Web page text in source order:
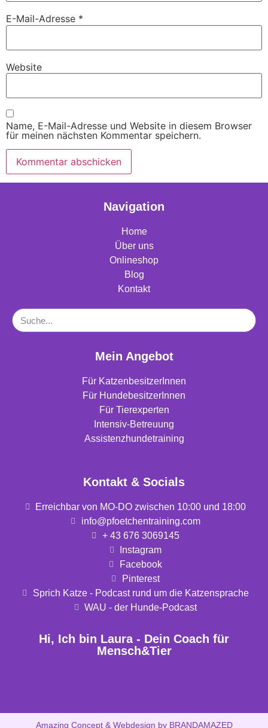
E-Mail-Adresse *
Website
Name, E-Mail-Adresse und Website in diesem Browser
für meinen nächsten Kommentar speichern.
Navigation
Home
Über uns
Onlineshop
Blog
Kontakt
Mein Angebot
Für KatzenbesitzerInnen
Für HundebesitzerInnen
Für Tierexperten
Intensiv-Betreuung
Assistenzhundetraining
Kontakt & Socials
Erreichbar von MO-DO zwischen 10:00 und 18:00
info@pfoetchentraining.com
+ 43 676 3069145
Instagram
Facebook
Pinterest
Sprich Katze - Podcast rund um die Katzensprache
WAU - der Hunde-Podcast
Hi, Ich bin Laura - Dein Coach für
Mensch&Tier
Amazing Concept & Webdesign by BRANDAMAZED